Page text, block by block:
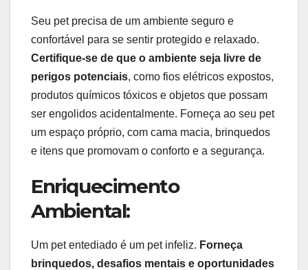
Seu pet precisa de um ambiente seguro e
confortável para se sentir protegido e relaxado.
Certifique-se de que o ambiente seja livre de
perigos potenciais, como fios elétricos expostos,
produtos químicos tóxicos e objetos que possam
ser engolidos acidentalmente. Forneça ao seu pet
um espaço próprio, com cama macia, brinquedos
e itens que promovam o conforto e a segurança.
Enriquecimento
Ambiental:
Um pet entediado é um pet infeliz. Forneça
brinquedos, desafios mentais e oportunidades